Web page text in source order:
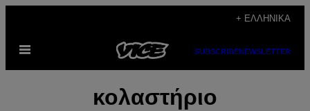
περιεχόμενο
+ ΕΛΛΗΝΙΚΆ
Ανοίξτε
μενού
SUBSCRIBENEWSLETTER
κολαστήριο